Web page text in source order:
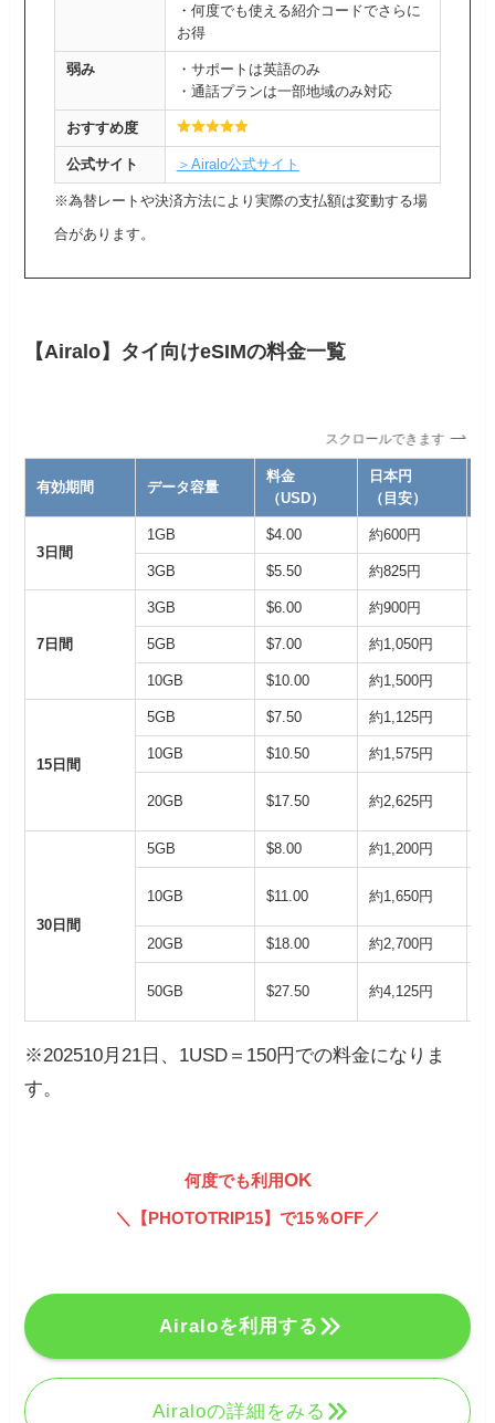
・何度でも使える紹介コードでさらに
お得
弱み
・サポートは英語のみ
・通話プランは一部地域のみ対応
おすすめ度
公式サイト ＞Airalo公式サイト
※為替レートや決済方法により実際の支払額は変動する場
合があります。
【Airalo】タイ向けeSIMの料金一覧
スクロールできます
有効期間 データ容量
料金
（USD）
日本円
（目安）
3日間
1GB $4.00 約600円
3GB $5.50 約825円
7日間
3GB $6.00 約900円
5GB $7.00 約1,050円
10GB $10.00 約1,500円
15日間
5GB $7.50 約1,125円
10GB $10.50 約1,575円
20GB $17.50 約2,625円
30日間
5GB $8.00 約1,200円
10GB $11.00 約1,650円
20GB $18.00 約2,700円
50GB $27.50 約4,125円
※202510月21日、1USD＝150円での料金になりま
す。
何度でも利用OK
＼ 【PHOTOTRIP15】で15％OFF／
Airaloを利用する
Airaloの詳細をみる